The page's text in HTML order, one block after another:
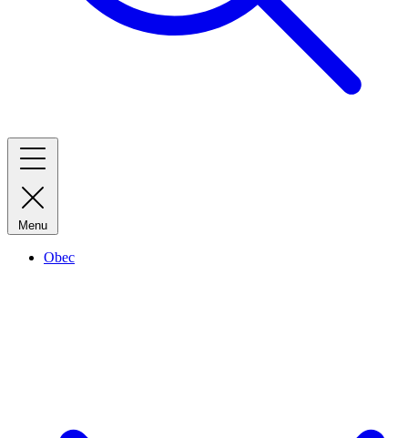
Menu
Obec